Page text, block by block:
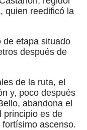
quien reedificó la
de etapa situado
después de
de la ruta, el
y, poco después
abandona el
principio es de
ascenso.